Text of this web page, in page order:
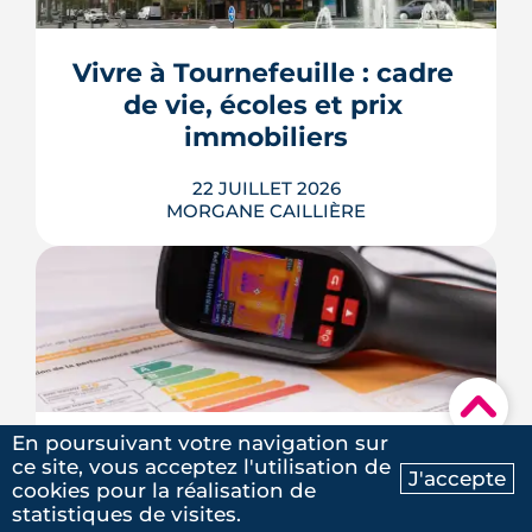
Ma recherche Contactez-nous
▾
mille fois :)
intercalaires, ces intérêts d'emprunt
appel de fonds. Avec des taux autour
de 3,2 % en 2026, la note grimpe vite.
Voici les leviers concrets pour r...
LIRE L'ARTICLE
Vivre à Tournefeuille : cadre
de vie, écoles et prix
immobiliers
22 JUILLET 2026
MORGANE CAILLIÈRE
Écoles, base de loisirs, transports,
projets urbains et prix au m2 : le guide
complet pour s'installer à Tournefeuille,
3e ville de Haute-Garonne.
LIRE L'ARTICLE
Quel DPE pour louer en 2026
? Règles, interdictions, aides
En poursuivant votre navigation sur
ce site, vous acceptez l'utilisation de
cookies pour la réalisation de
statistiques de visites.
J'accepte